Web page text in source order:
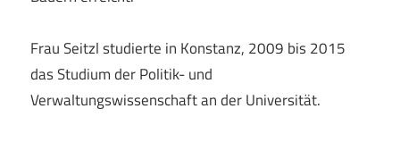
Frau Seitzl studierte in Konstanz, 2009 bis 2015
das Studium der Politik- und
Verwaltungswissenschaft an der Universität.